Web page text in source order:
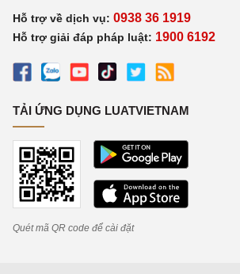
Hỗ trợ về dịch vụ: 0938 36 1919
Hỗ trợ giải đáp pháp luật: 1900 6192
TẢI ỨNG DỤNG LUATVIETNAM
Quét mã QR code để cài đặt